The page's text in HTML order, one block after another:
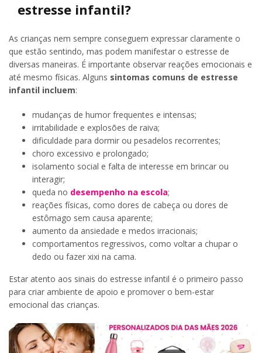
estresse infantil?
As crianças nem sempre conseguem expressar claramente o
que estão sentindo, mas podem manifestar o estresse de
diversas maneiras. É importante observar reações emocionais e
até mesmo físicas. Alguns sintomas comuns de estresse
infantil incluem:
mudanças de humor frequentes e intensas;
irritabilidade e explosões de raiva;
dificuldade para dormir ou pesadelos recorrentes;
choro excessivo e prolongado;
isolamento social e falta de interesse em brincar ou
interagir;
queda no desempenho na escola;
reações físicas, como dores de cabeça ou dores de
estômago sem causa aparente;
aumento da ansiedade e medos irracionais;
comportamentos regressivos, como voltar a chupar o
dedo ou fazer xixi na cama.
Estar atento aos sinais do estresse infantil é o primeiro passo
para criar ambiente de apoio e promover o bem-estar
emocional das crianças.